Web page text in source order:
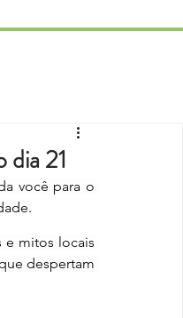
21
você para o
e mitos locais
despertam